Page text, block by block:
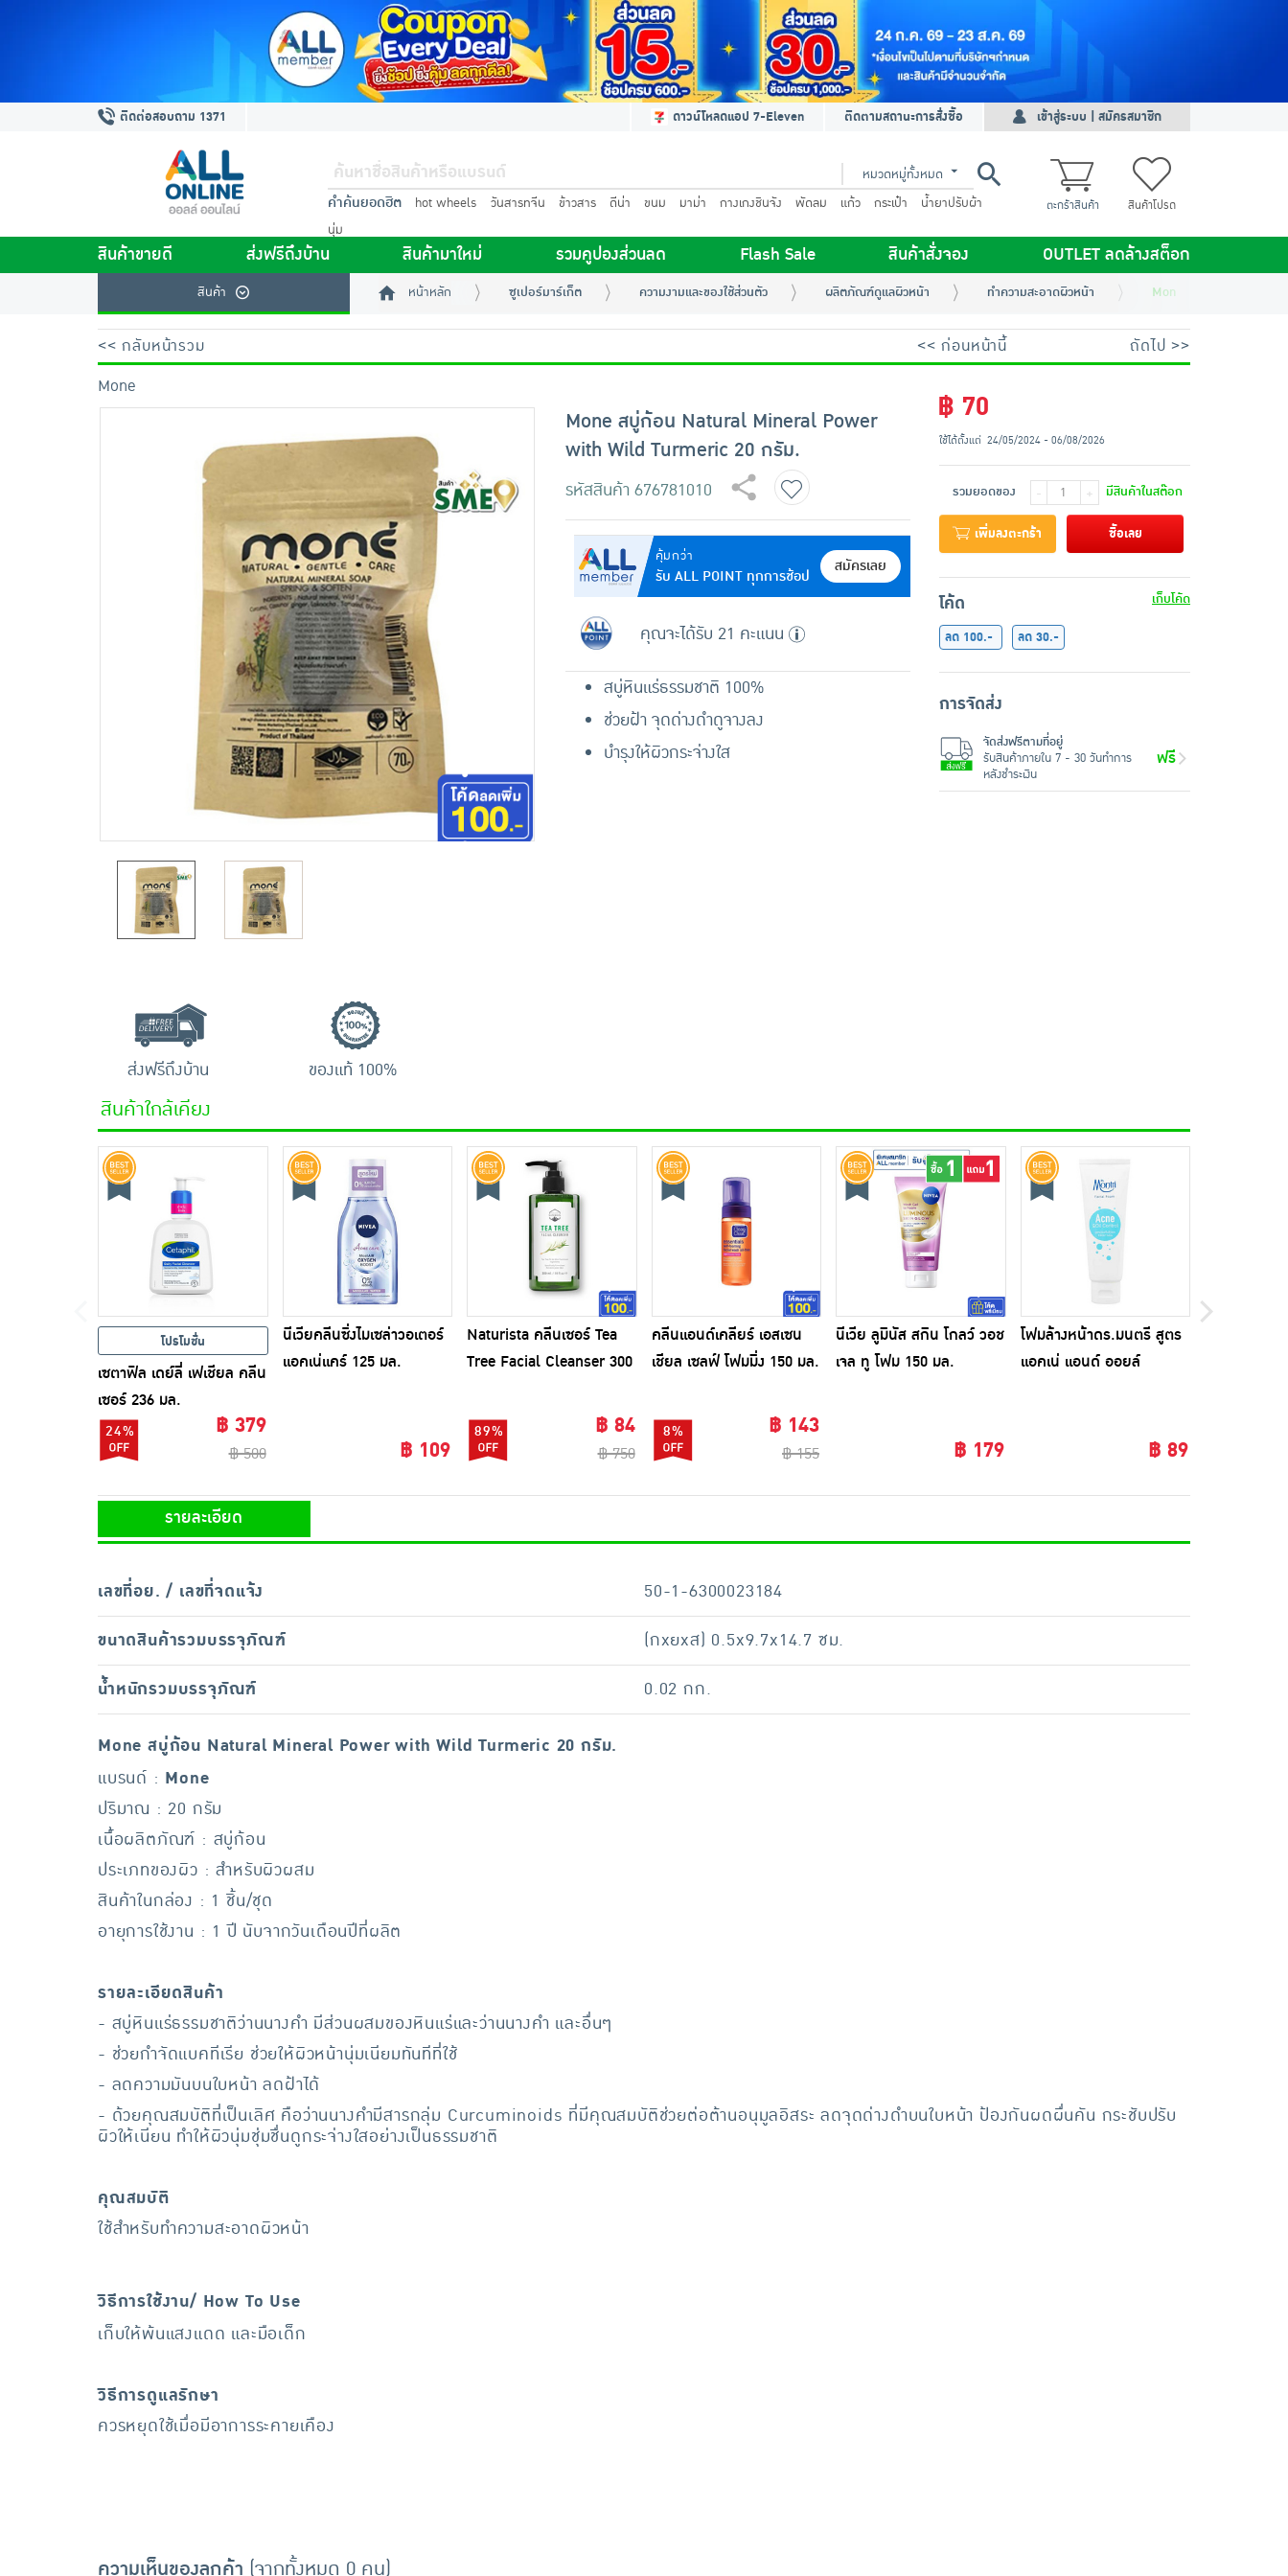
ติดต่อสอบถาม 1371 ดาวน์โหลดแอป 7-Eleven ติดตามสถานะการสั่งซื้อ เข้าสู่ระบบ | สมัครสมาชิก
หมวดหมู่ทั้งหมด
คำค้นยอดฮิต hot wheels วันสารทจีน ข้าวสาร ดีน่า ขนม มาม่า กางเกงชินจัง พัดลม แก้ว กระเป๋า
น้ำยาปรับผ้า
นุ่ม
ตะกร้าสินค้า สินค้าโปรด
สินค้าขายดี ส่งฟรีถึงบ้าน สินค้ามาใหม่ รวมคูปองส่วนลด Flash Sale สินค้าสั่งจอง OUTLET ลดล้างสต็อก
สินค้า หน้าหลัก ซูเปอร์มาร์เก็ต ความงามและของใช้ส่วนตัว ผลิตภัณฑ์ดูแลผิวหน้า ทำความสะอาดผิวหน้า Mone สบู่ก้อน Natural
<< กลับหน้ารวม << ก่อนหน้านี้
ถัดไป >>
Mone
Mone สบู่ก้อน Natural Mineral Power
with Wild Turmeric 20 กรัม.
รหัสสินค้า 676781010
คุ้มกว่า
รับ ALL POINT ทุกการช้อป
สมัครเลย
คุณจะได้รับ 21 คะแนน
สบู่หินแร่ธรรมชาติ 100%
ช่วยฝ้า จุดด่างดำดูจางลง
บำรุงให้ผิวกระจ่างใส
฿ 70
ใช้ได้ตั้งแต่ 24/05/2024 - 06/08/2026
รวมยอดของ - + มีสินค้าในสต๊อก
เพิ่มลงตะกร้า ซื้อเลย
โค้ด
เก็บโค้ด
ลด 100.-
ลด 30.-
การจัดส่ง
จัดส่งฟรีตามที่อยู่
รับสินค้าภายใน 7 - 30 วันทำการ
หลังชำระเงิน
ฟรี
ส่งฟรีถึงบ้าน ของแท้ 100%
สินค้าใกล้เคียง
โปรโมชั่น
เซตาฟิล เดย์ลี่ เฟเชียล คลีน
เซอร์ 236 มล.
24% ฿ 379
฿ 500
นีเวียคลีนซิ่งไมเซล่าวอเตอร์
แอคเน่แคร์ 125 มล.
฿ 109
Naturista คลีนเซอร์ Tea
Tree Facial Cleanser 300
89% ฿ 84
฿ 750
คลีนแอนด์เคลียร์ เอสเซน
เชียล เซลฟ์ โฟมมิ่ง 150 มล.
8% ฿ 143
฿ 155
นีเวีย ลูมินัส สกิน โกลว์ วอช
เจล ทู โฟม 150 มล.
฿ 179
โฟมล้างหน้าดร.มนตรี สูตร
แอคเน่ แอนด์ ออยล์
฿ 89
รายละเอียด
เลขที่อย. / เลขที่จดแจ้ง
50-1-6300023184
ขนาดสินค้ารวมบรรจุภัณฑ์
(กxยxส) 0.5x9.7x14.7 ซม.
น้ำหนักรวมบรรจุภัณฑ์
0.02 กก.
Mone สบู่ก้อน Natural Mineral Power with Wild Turmeric 20 กรัม.
แบรนด์ : Mone
ปริมาณ : 20 กรัม
เนื้อผลิตภัณฑ์ : สบู่ก้อน
ประเภทของผิว : สำหรับผิวผสม
สินค้าในกล่อง : 1 ชิ้น/ชุด
อายุการใช้งาน : 1 ปี นับจากวันเดือนปีที่ผลิต
รายละเอียดสินค้า
- สบู่หินแร่ธรรมชาติว่านนางคำ มีส่วนผสมของหินแร่และว่านนางคำ และอื่นๆ
- ช่วยกำจัดแบคทีเรีย ช่วยให้ผิวหน้านุ่มเนียมทันทีที่ใช้
- ลดความมันบนใบหน้า ลดฝ้าได้
- ด้วยคุณสมบัติที่เป็นเลิศ คือว่านนางคำมีสารกลุ่ม Curcuminoids ที่มีคุณสมบัติช่วยต่อต้านอนุมูลอิสระ ลดจุดด่างดำบนใบหน้า ป้องกันผดผื่นคัน กระชับปรับ
ผิวให้เนียน ทำให้ผิวนุ่มชุ่มชื่นดูกระจ่างใสอย่างเป็นธรรมชาติ
คุณสมบัติ
ใช้สำหรับทำความสะอาดผิวหน้า
วิธีการใช้งาน/ How To Use
เก็บให้พ้นแสงแดด และมือเด็ก
วิธีการดูแลรักษา
ควรหยุดใช้เมื่อมีอาการระคายเคือง
ความเห็นของลูกค้า (จากทั้งหมด 0 คน)